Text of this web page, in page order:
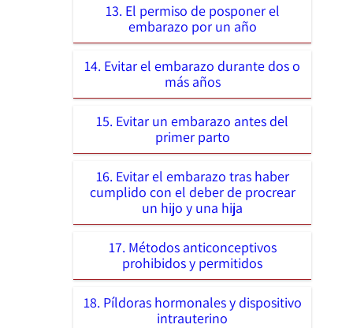
13. El permiso de posponer el
embarazo por un año
14. Evitar el embarazo durante dos o
más años
15. Evitar un embarazo antes del
primer parto
16. Evitar el embarazo tras haber
cumplido con el deber de procrear
un hijo y una hija
17. Métodos anticonceptivos
prohibidos y permitidos
18. Píldoras hormonales y dispositivo
intrauterino